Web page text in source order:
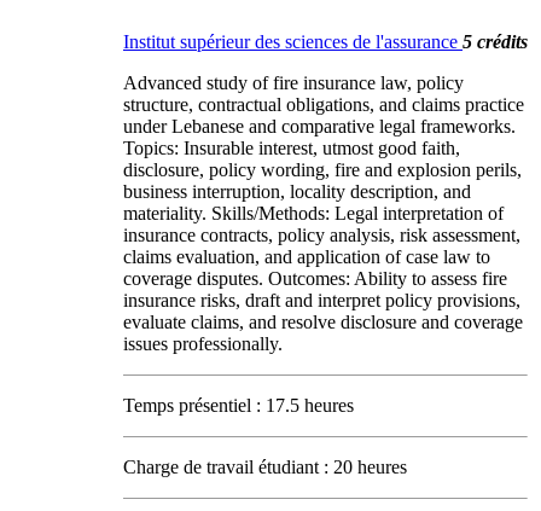
Institut supérieur des sciences de l'assurance 5 crédits
Advanced study of fire insurance law, policy
structure, contractual obligations, and claims practice
under Lebanese and comparative legal frameworks.
Topics: Insurable interest, utmost good faith,
disclosure, policy wording, fire and explosion perils,
business interruption, locality description, and
materiality. Skills/Methods: Legal interpretation of
insurance contracts, policy analysis, risk assessment,
claims evaluation, and application of case law to
coverage disputes. Outcomes: Ability to assess fire
insurance risks, draft and interpret policy provisions,
evaluate claims, and resolve disclosure and coverage
issues professionally.
Temps présentiel : 17.5 heures
Charge de travail étudiant : 20 heures